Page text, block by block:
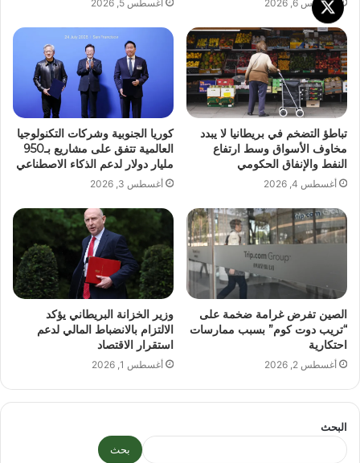
أغسطس 6, 2026 أغسطس 5, 2026
تباطؤ التضخم في بريطانيا لا يبدد
مخاوف الأسواق وسط ارتفاع
النفط والإنفاق الحكومي
أغسطس 4, 2026
كوريا الجنوبية وشركات التكنولوجيا
العالمية تتفق على مشاريع بـ950
مليار دولار لدعم الذكاء الاصطناعي
أغسطس 3, 2026
الصين تفرض غرامة ضخمة على
“تريب دوت كوم” بسبب ممارسات
احتكارية
أغسطس 2, 2026
وزير الخزانة البريطاني يؤكد
الالتزام بالانضباط المالي لدعم
استقرار الاقتصاد
أغسطس 1, 2026
البحث
بحث